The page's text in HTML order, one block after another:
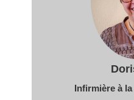
Infirmière à